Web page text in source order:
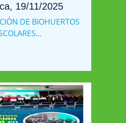
19/11/2025
DE BIOHUERTOS